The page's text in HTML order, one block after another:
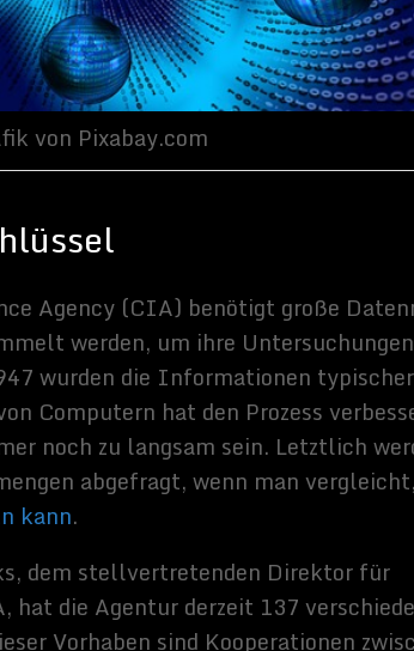
KI-
entwickelnden
mehr Zugriff
der KI-
Daten in den
Media Daten,
Chief
Verhalten
in einer
die wir in
Millionen
für
wird